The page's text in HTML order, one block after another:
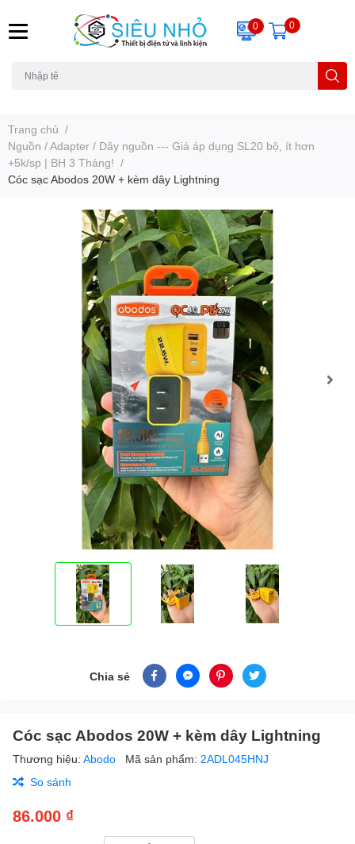
0 0
Trang chủ /
Nguồn / Adapter / Dây nguồn --- Giá áp dụng SL20 bộ, ít hơn
+5k/sp | BH 3 Tháng! /
Cóc sạc Abodos 20W + kèm dây Lightning
Chia sẻ
Cóc sạc Abodos 20W + kèm dây Lightning
Thương hiệu: Abodo Mã sản phẩm: 2ADL045HNJ
So sánh
86.000 ₫